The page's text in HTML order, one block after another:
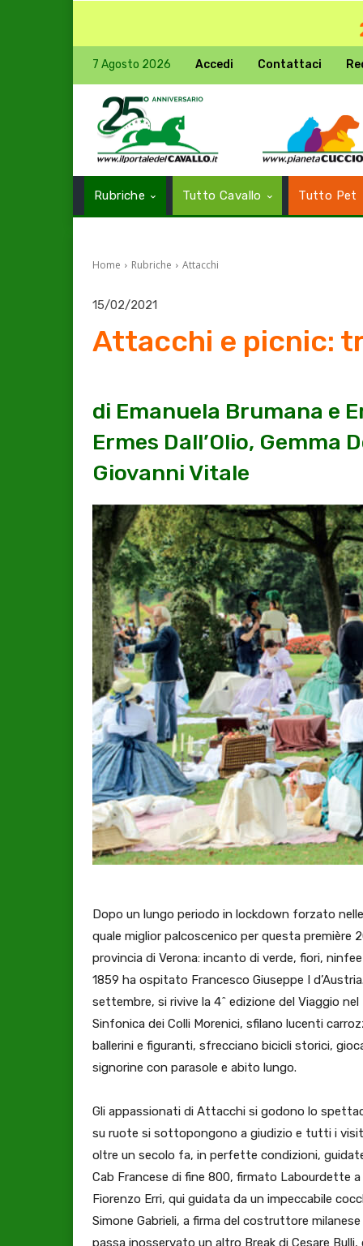
7 Agosto 2026 Accedi Contattaci
Rubriche Tutto Cavallo Tutto Pet
Home Rubriche Attacchi
15/02/2021
Attacchi e picnic:
di Emanuela Brumana e
Ermes Dall’Olio, Gemma
Giovanni Vitale
Dopo un lungo periodo in lockdown forzato
quale miglior palcoscenico per questa première
provincia di Verona: incanto di verde, fiori,
1859 ha ospitato Francesco Giuseppe I
settembre, si rivive la 4^ edizione del Viaggio
Sinfonica dei Colli Morenici, sfilano lucenti
ballerini e figuranti, sfrecciano bicicli storici,
signorine con parasole e abito lungo.
Gli appassionati di Attacchi si godono lo
su ruote si sottopongono a giudizio e tutti i
oltre un secolo fa, in perfette condizioni,
Cab Francese di fine 800, firmato Labourdette
Fiorenzo Erri, qui guidata da un impeccabile
Simone Gabrieli, a firma del costruttore
passa inosservato un altro Break di Cesare